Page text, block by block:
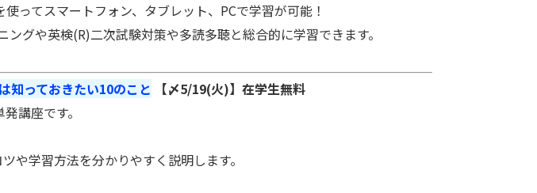
ってスマートフォン、タブレット、PCで学習が可能！
グや英検(R)二次試験対策や多読多聴と総合的に学習できます。
知っておきたい10のこと 【〆5/19(火)】在学生無料
講座です。
や学習方法を分かりやすく説明します。